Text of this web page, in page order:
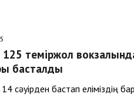
МЕРЕКЕЛІК ІС-ШАРА ӨТТІ
СҰХБАТ БЕРІЛДІ
125 теміржол
басталды
сәуірден бастап еліміздің